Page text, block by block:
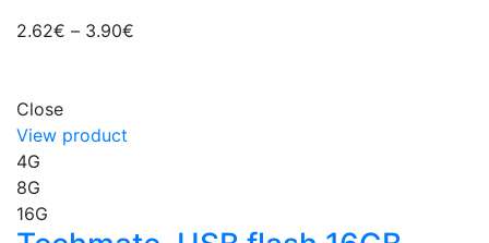
2.62€ – 3.90€
Close
View product
4G
8G
16G